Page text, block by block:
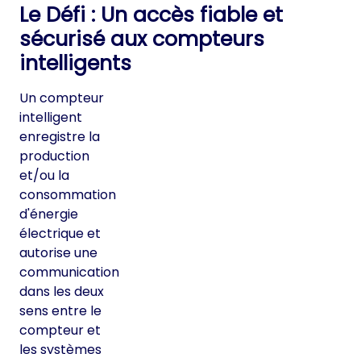
Le Défi : Un accès fiable et
sécurisé aux compteurs
intelligents
Un compteur
intelligent
enregistre la
production
et/ou la
consommation
d'énergie
électrique et
autorise une
communication
dans les deux
sens entre le
compteur et
les systèmes